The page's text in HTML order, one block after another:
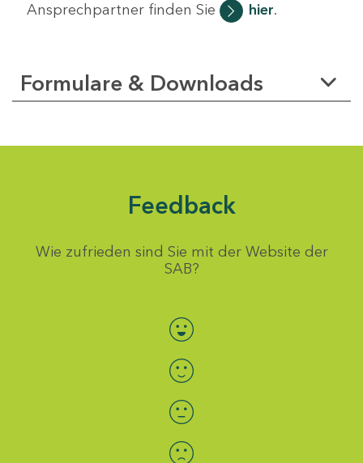
Ansprechpartner finden Sie
hier.
Formulare & Downloads
Feedback
Wie zufrieden sind Sie mit der Website der
SAB?
Bewertung auswählen